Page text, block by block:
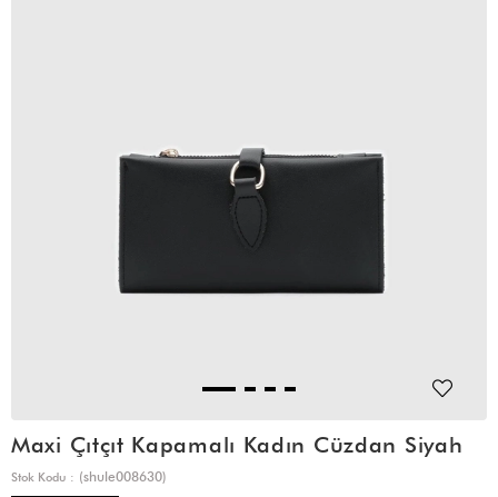
Maxi Çıtçıt Kapamalı Kadın Cüzdan Siyah
Stok Kodu
(shule008630)